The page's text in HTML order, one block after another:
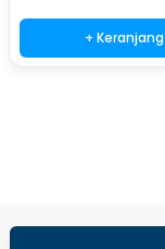
+ Keranjang